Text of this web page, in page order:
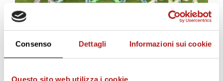
Consenso Dettagli Informazioni sui cookie
Questo sito web utilizza i cookie
STAGIONE 2026/27